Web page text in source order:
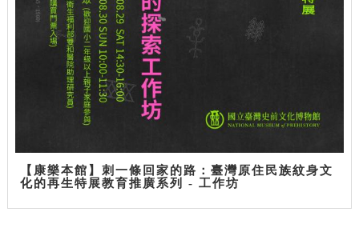
【康樂本館】刺一條回家的路：臺灣原住民族紋身文
化的再生特展教育推廣系列 - 工作坊